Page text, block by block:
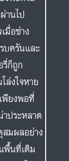
านไป
มื่อช่าง
บครันและ
ก็ถูก
ล่งใจหาย
พียงพอที่
ประหลาด
มผลอย่าง
พื้นที่เดิม